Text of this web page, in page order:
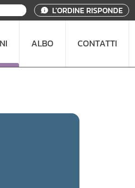
L'ORDINE RISPONDE
ALBO CONTATTI